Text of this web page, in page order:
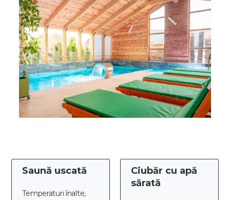
Saună uscată
Temperaturi înalte,
Ciubăr cu apă
sărată